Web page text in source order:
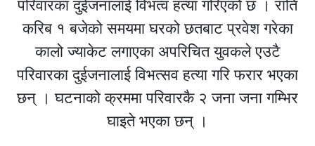
परिवारका दुईजनालाई विभत्व हत्या गरिएको छ । राति
करिब १ बजेको समयमा घरको छतबाट प्रवेश गरेका
कालो ज्याकेट लगाएका अपरिचित युवकले एउटै
परिवारका दुईजनालाई विभत्सव हत्या गरि फरार भएका
छन् । घटनाको क्रममा परिवारकै २ जना जना गम्भिर
घाइते भएका छन् ।